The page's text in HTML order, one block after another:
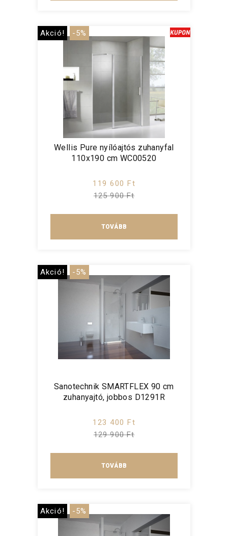
Akció! -5%
Wellis Pure nyílóajtós zuhanyfal
110x190 cm WC00520
119 600 Ft
125 900 Ft
TOVÁBB
Akció! -5%
Sanotechnik SMARTFLEX 90 cm
zuhanyajtó, jobbos D1291R
123 400 Ft
129 900 Ft
TOVÁBB
Akció! -5%